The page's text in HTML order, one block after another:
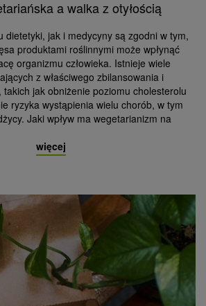
a walka z otyłością
dietetyki, jak i medycyny są zgodni w tym,
produktami roślinnymi może wpłynąć
organizmu człowieka. Istnieje wiele
z właściwego zbilansowania i
takich jak obniżenie poziomu cholesterolu
ryzyka wystąpienia wielu chorób, w tym
Jaki wpływ ma wegetarianizm na
więcej